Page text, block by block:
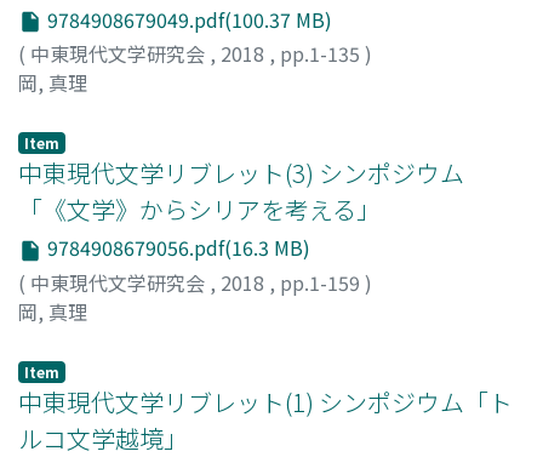
9784908679049.pdf(100.37 MB)
( 中東現代文学研究会 , 2018 , pp.1-135 )
岡, 真理
Item
中東現代文学リブレット(3) シンポジウム
「《文学》からシリアを考える」
9784908679056.pdf(16.3 MB)
( 中東現代文学研究会 , 2018 , pp.1-159 )
岡, 真理
Item
中東現代文学リブレット(1) シンポジウム「ト
ルコ文学越境」